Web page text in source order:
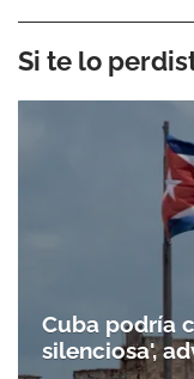
Si te lo
Cuba podría
silenciosa',